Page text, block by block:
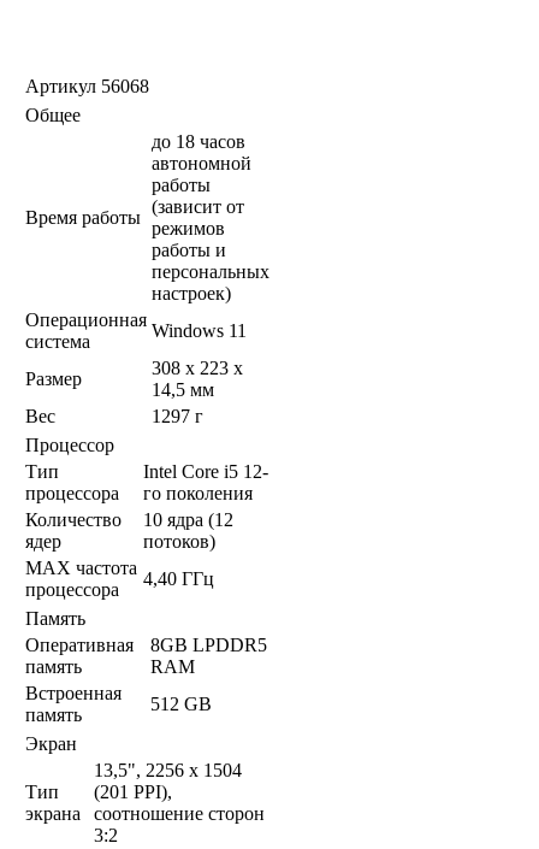
Артикул 56068
Общее
Время работы
до 18 часов
автономной
работы
(зависит от
режимов
работы и
персональных
настроек)
Операционная
система
Windows 11
Размер
308 x 223 x
14,5 мм
Вес
1297 г
Процессор
Тип
процессора
Intel Core i5 12-
го поколения
Количество
ядер
10 ядра (12
потоков)
MAX частота
процессора
4,40 ГГц
Память
Оперативная
память
8GB LPDDR5
RAM
Встроенная
память
512 GB
Экран
Тип
экрана
13,5", 2256 x 1504
(201 PPI),
соотношение сторон
3:2